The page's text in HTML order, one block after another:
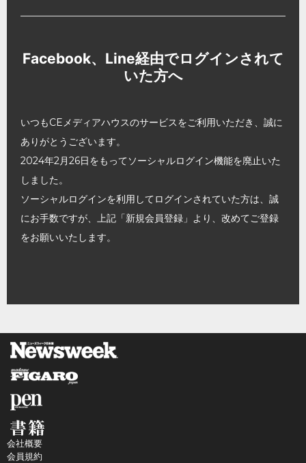
Facebook、Line経由でログインされて
いた方へ
いつもCEメディアハウスのサービスをご利用いただき、誠に
ありがとうございます。
2024年2月26日をもってソーシャルログイン機能を廃止いた
しました。
ソーシャルログインを利用してログインされていた方は、誠
にお手数ですが、上記「新規会員登録」より、改めてご登録
をお願いいたします。
会社概要
会員規約